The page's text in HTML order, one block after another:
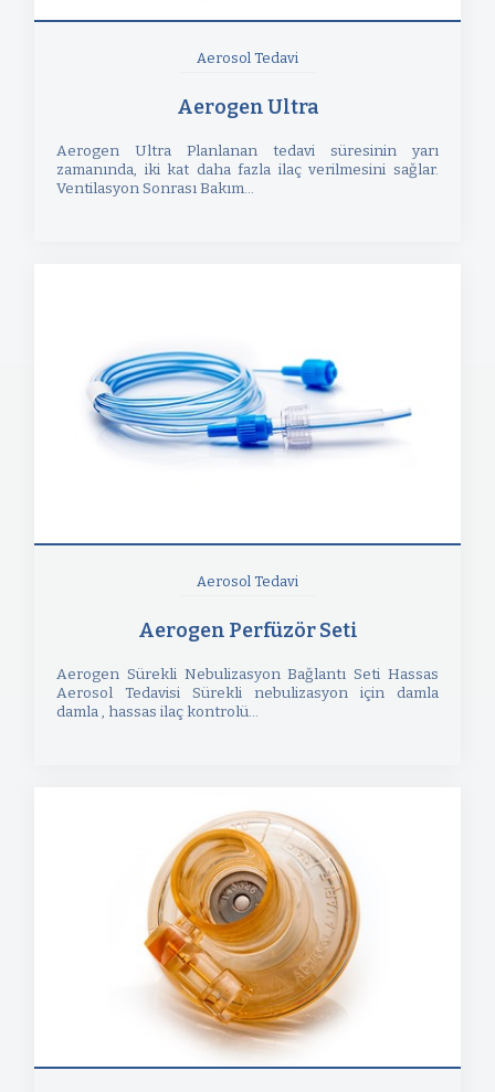
Aerosol Tedavi
Aerogen Ultra
Aerogen Ultra Planlanan tedavi süresinin yarı
zamanında, iki kat daha fazla ilaç verilmesini sağlar.
Ventilasyon Sonrası Bakım...
Aerosol Tedavi
Aerogen Perfüzör Seti
Aerogen Sürekli Nebulizasyon Bağlantı Seti Hassas
Aerosol Tedavisi Sürekli nebulizasyon için damla
damla , hassas ilaç kontrolü...